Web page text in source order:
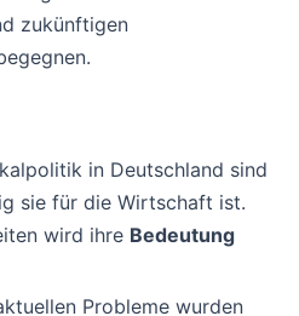
zukünftigen
in Deutschland sind
sie für die Wirtschaft ist.
wird ihre Bedeutung
Probleme wurden